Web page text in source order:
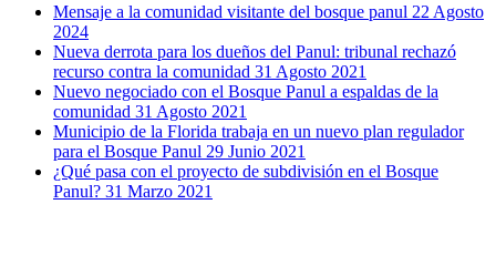
Mensaje a la comunidad visitante del bosque panul 22 Agosto
2024
Nueva derrota para los dueños del Panul: tribunal rechazó
recurso contra la comunidad 31 Agosto 2021
Nuevo negociado con el Bosque Panul a espaldas de la
comunidad 31 Agosto 2021
Municipio de la Florida trabaja en un nuevo plan regulador
para el Bosque Panul 29 Junio 2021
¿Qué pasa con el proyecto de subdivisión en el Bosque
Panul? 31 Marzo 2021